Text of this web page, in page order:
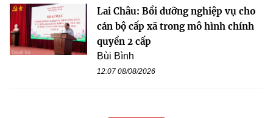
Lai Châu: Bồi dưỡng nghiệp vụ cho
cán bộ cấp xã trong mô hình chính
quyền 2 cấp
Bùi Bình
12:07 08/08/2026